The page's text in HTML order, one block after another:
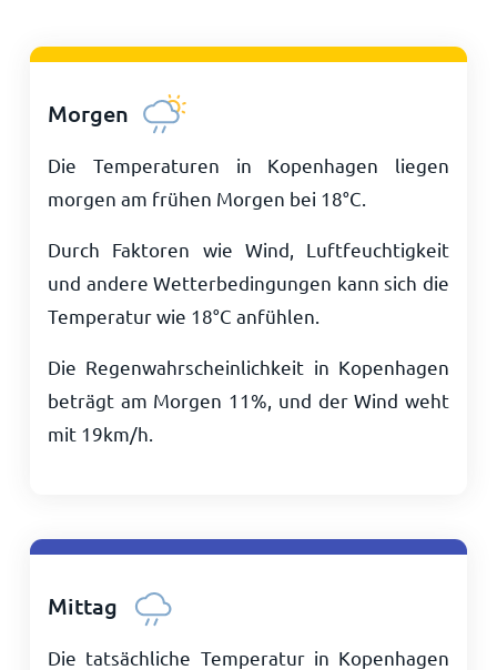
Morgen
Die Temperaturen in Kopenhagen liegen
morgen am frühen Morgen bei 18°C
Durch Faktoren wie Wind, Luftfeuchtigkeit
und andere Wetterbedingungen kann sich die
Temperatur wie 18°C anfühlen.
Die Regenwahrscheinlichkeit in Kopenhagen
beträgt am Morgen 11%, und der Wind weht
mit 19km/h
Mittag
Die tatsächliche Temperatur in Kopenhagen